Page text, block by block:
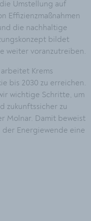
Umstellung auf
Effizienzmaßnahmen
die nachhaltige
bildet
weiter voranzutreiben.
Krems
bis 2030 zu erreichen.
wichtige Schritte, um
zukunftssicher zu
Molnar. Damit beweist
der Energiewende eine